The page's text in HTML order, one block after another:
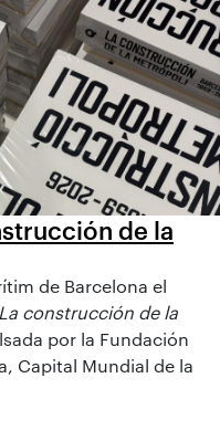
de la
de Barcelona el
La construcción de la
por la Fundación
Capital Mundial de la